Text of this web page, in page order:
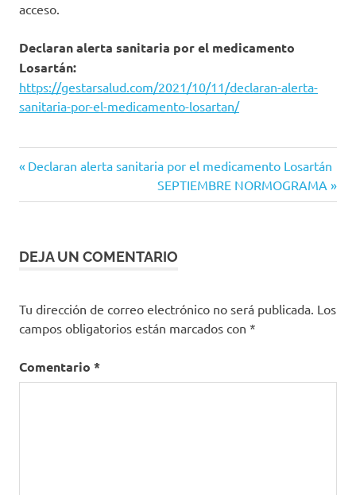
acceso.
Declaran alerta sanitaria por el medicamento
Losartán:
https://gestarsalud.com/2021/10/11/declaran-alerta-
sanitaria-por-el-medicamento-losartan/
19
Invima
Navegación
de
Entrada
Declaran alerta sanitaria por el medicamento Losartán
Siguiente
entrada:
SEPTIEMBRE NORMOGRAMA
DEJA UN COMENTARIO
Tu dirección de correo electrónico no será publicada. Los
campos obligatorios están marcados con *
Comentario *